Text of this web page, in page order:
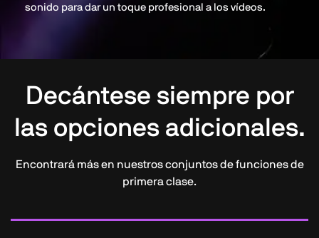
sonido para dar un toque profesional a los vídeos.
Decántese siempre por
las opciones adicionales.
Encontrará más en nuestros conjuntos de funciones de
primera clase.